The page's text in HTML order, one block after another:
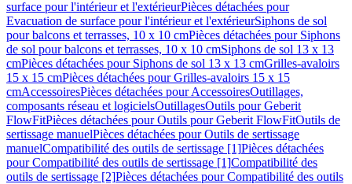
surface pour l'intérieur et l'extérieurPièces détachées pour
Evacuation de surface pour l'intérieur et l'extérieurSiphons de sol
pour balcons et terrasses, 10 x 10 cmPièces détachées pour Siphons
de sol pour balcons et terrasses, 10 x 10 cmSiphons de sol 13 x 13
cmPièces détachées pour Siphons de sol 13 x 13 cmGrilles-avaloirs
15 x 15 cmPièces détachées pour Grilles-avaloirs 15 x 15
cmAccessoiresPièces détachées pour AccessoiresOutillages,
composants réseau et logicielsOutillagesOutils pour Geberit
FlowFitPièces détachées pour Outils pour Geberit FlowFitOutils de
sertissage manuelPièces détachées pour Outils de sertissage
manuelCompatibilité des outils de sertissage [1]Pièces détachées
pour Compatibilité des outils de sertissage [1]Compatibilité des
outils de sertissage [2]Pièces détachées pour Compatibilité des outils